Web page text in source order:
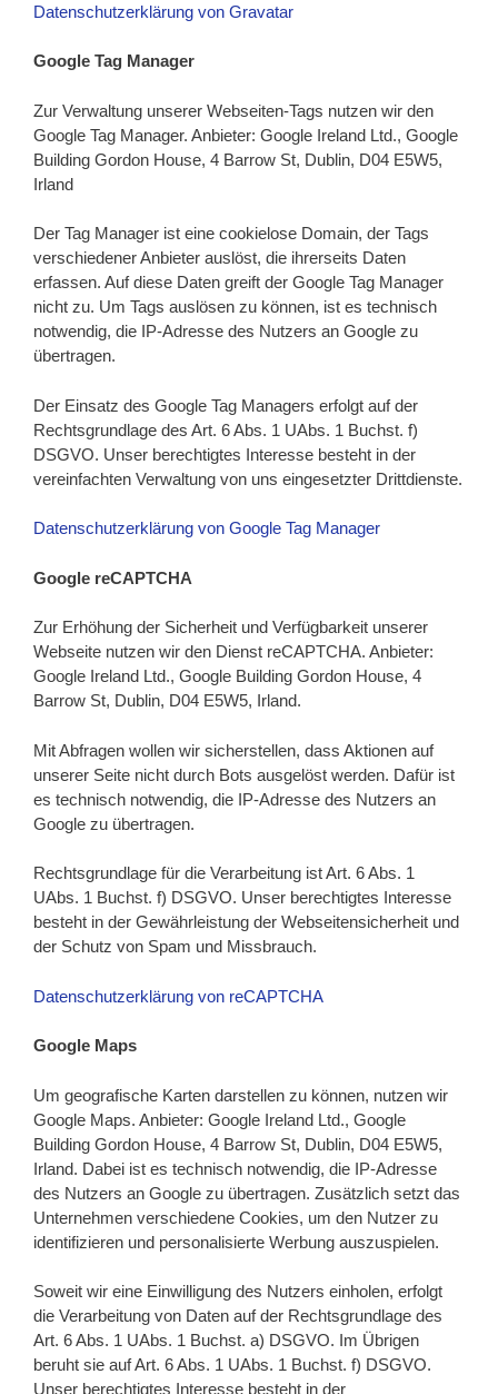
Datenschutzerklärung von Gravatar
Google Tag Manager
Zur Verwaltung unserer Webseiten-Tags nutzen wir den
Google Tag Manager. Anbieter: Google Ireland Ltd., Google
Building Gordon House, 4 Barrow St, Dublin, D04 E5W5,
Irland
Der Tag Manager ist eine cookielose Domain, der Tags
verschiedener Anbieter auslöst, die ihrerseits Daten
erfassen. Auf diese Daten greift der Google Tag Manager
nicht zu. Um Tags auslösen zu können, ist es technisch
notwendig, die IP-Adresse des Nutzers an Google zu
übertragen.
Der Einsatz des Google Tag Managers erfolgt auf der
Rechtsgrundlage des Art. 6 Abs. 1 UAbs. 1 Buchst. f)
DSGVO. Unser berechtigtes Interesse besteht in der
vereinfachten Verwaltung von uns eingesetzter Drittdienste.
Datenschutzerklärung von Google Tag Manager
Google reCAPTCHA
Zur Erhöhung der Sicherheit und Verfügbarkeit unserer
Webseite nutzen wir den Dienst reCAPTCHA. Anbieter:
Google Ireland Ltd., Google Building Gordon House, 4
Barrow St, Dublin, D04 E5W5, Irland.
Mit Abfragen wollen wir sicherstellen, dass Aktionen auf
unserer Seite nicht durch Bots ausgelöst werden. Dafür ist
es technisch notwendig, die IP-Adresse des Nutzers an
Google zu übertragen.
Rechtsgrundlage für die Verarbeitung ist Art. 6 Abs. 1
UAbs. 1 Buchst. f) DSGVO. Unser berechtigtes Interesse
besteht in der Gewährleistung der Webseitensicherheit und
der Schutz von Spam und Missbrauch.
Datenschutzerklärung von reCAPTCHA
Google Maps
Um geografische Karten darstellen zu können, nutzen wir
Google Maps. Anbieter: Google Ireland Ltd., Google
Building Gordon House, 4 Barrow St, Dublin, D04 E5W5,
Irland. Dabei ist es technisch notwendig, die IP-Adresse
des Nutzers an Google zu übertragen. Zusätzlich setzt das
Unternehmen verschiedene Cookies, um den Nutzer zu
identifizieren und personalisierte Werbung auszuspielen.
Soweit wir eine Einwilligung des Nutzers einholen, erfolgt
die Verarbeitung von Daten auf der Rechtsgrundlage des
Art. 6 Abs. 1 UAbs. 1 Buchst. a) DSGVO. Im Übrigen
beruht sie auf Art. 6 Abs. 1 UAbs. 1 Buchst. f) DSGVO.
Unser berechtigtes Interesse besteht in der